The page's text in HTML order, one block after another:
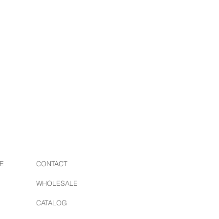
CONTACT
WHOLESALE
CATALOG